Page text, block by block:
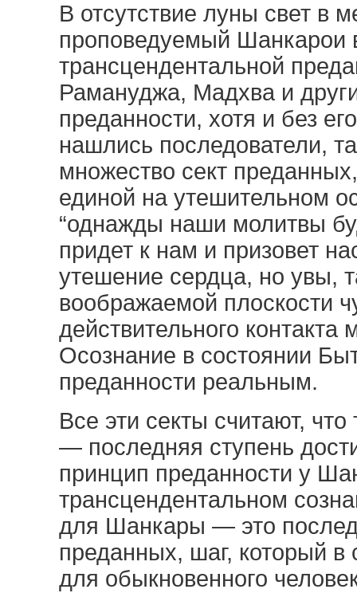
В отсутствие луны свет в
проповедуемый Шанкарои
трансцендентальной
Рамануджа, Мадхва и
преданности, хотя и без
нашлись последователи,
множество сект
единой на утешительном
“однажды наши молитвы
придет к нам и призовет
утешение сердца, но увы,
воображаемой плоскости
действительного
Осознание в состоянии
преданности реальным.
Все эти секты считают,
— последняя ступень
принцип преданности у
трансцендентальном
для Шанкары — это
преданных, шаг, который в
для обыкновенного